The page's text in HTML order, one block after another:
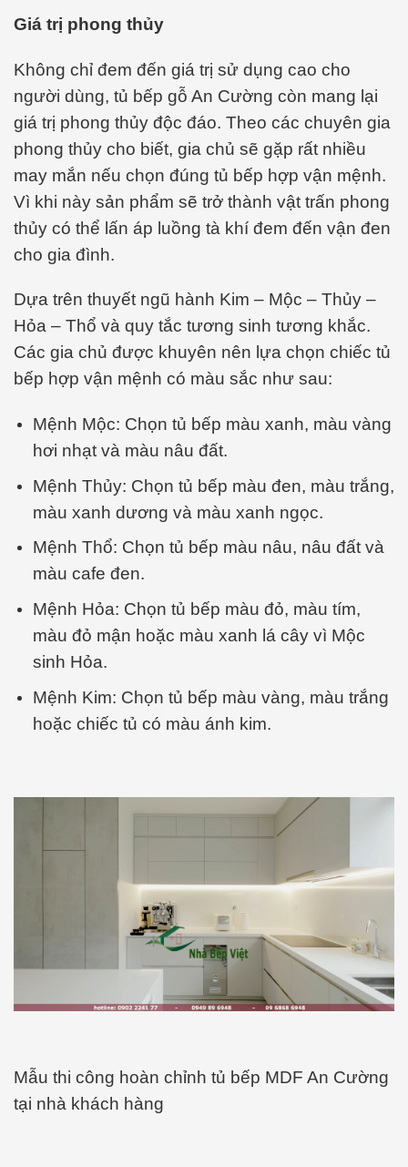
Giá trị phong thủy
Không chỉ đem đến giá trị sử dụng cao cho
người dùng, tủ bếp gỗ An Cường còn mang lại
giá trị phong thủy độc đáo. Theo các chuyên gia
phong thủy cho biết, gia chủ sẽ gặp rất nhiều
may mắn nếu chọn đúng tủ bếp hợp vận mệnh.
Vì khi này sản phẩm sẽ trở thành vật trấn phong
thủy có thể lấn áp luồng tà khí đem đến vận đen
cho gia đình.
Dựa trên thuyết ngũ hành Kim – Mộc – Thủy –
Hỏa – Thổ và quy tắc tương sinh tương khắc.
Các gia chủ được khuyên nên lựa chọn chiếc tủ
bếp hợp vận mệnh có màu sắc như sau:
Mệnh Mộc: Chọn tủ bếp màu xanh, màu vàng
hơi nhạt và màu nâu đất.
Mệnh Thủy: Chọn tủ bếp màu đen, màu trắng,
màu xanh dương và màu xanh ngọc.
Mệnh Thổ: Chọn tủ bếp màu nâu, nâu đất và
màu cafe đen.
Mệnh Hỏa: Chọn tủ bếp màu đỏ, màu tím,
màu đỏ mận hoặc màu xanh lá cây vì Mộc
sinh Hỏa.
Mệnh Kim: Chọn tủ bếp màu vàng, màu trắng
hoặc chiếc tủ có màu ánh kim.
Mẫu thi công hoàn chỉnh tủ bếp MDF An Cường
tại nhà khách hàng